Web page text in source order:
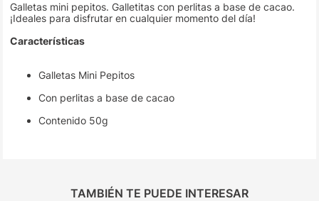
Galletas mini pepitos. Galletitas con perlitas a base de cacao.
¡Ideales para disfrutar en cualquier momento del día!
Características
Galletas Mini Pepitos
Con perlitas a base de cacao
Contenido 50g
TAMBIÉN TE PUEDE INTERESAR